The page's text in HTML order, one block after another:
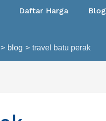
Daftar Harga Blog
blog travel batu perak